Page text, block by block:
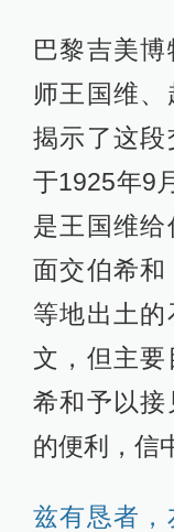
巴黎吉美
师王国维
揭示了这
于1925年9
是王国维
面交伯希
等地出土
文，但主要
希和予以
的便利，信
兹有恳者，